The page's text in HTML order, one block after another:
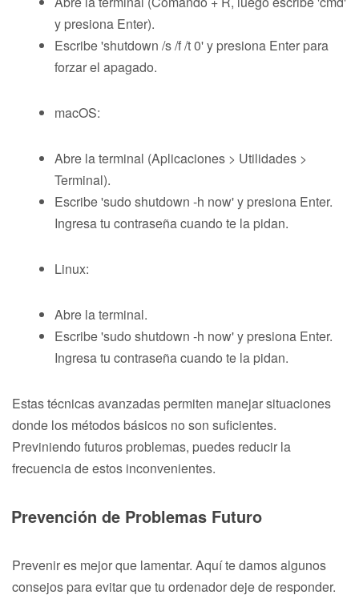
y presiona Enter).
Escribe 'shutdown /s /f /t 0' y presiona Enter para
forzar el apagado.
macOS:
Abre la terminal (Aplicaciones > Utilidades >
Terminal).
Escribe 'sudo shutdown -h now' y presiona Enter.
Ingresa tu contraseña cuando te la pidan.
Linux:
Abre la terminal.
Escribe 'sudo shutdown -h now' y presiona Enter.
Ingresa tu contraseña cuando te la pidan.
Estas técnicas avanzadas permiten manejar situaciones
donde los métodos básicos no son suficientes.
Previniendo futuros problemas, puedes reducir la
frecuencia de estos inconvenientes.
Prevención de Problemas Futuro
Prevenir es mejor que lamentar. Aquí te damos algunos
consejos para evitar que tu ordenador deje de responder.